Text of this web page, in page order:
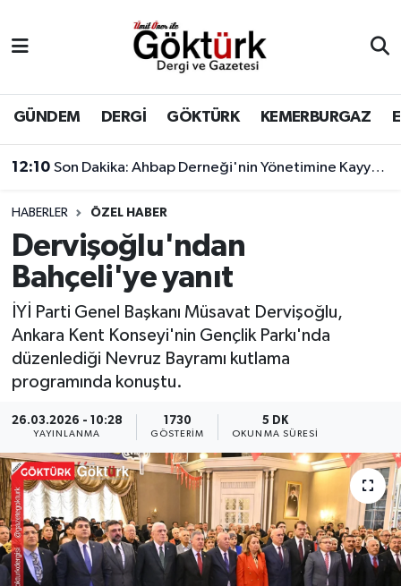
GÜNDEM DERGİ GÖKTÜRK KEMERBURGAZ
12:10 Son Dakika: Ahbap Derneği'nin Yönetimine Kayyum Atandı
11:17 Çağatay Ulusoy'un yeni görünümü sosyal medyada gündem yarattı
HABERLER ÖZEL HABER
Dervişoğlu'ndan
Bahçeli'ye yanıt
İYİ Parti Genel Başkanı Müsavat Dervişoğlu,
Ankara Kent Konseyi'nin Gençlik Parkı'nda
düzenlediği Nevruz Bayramı kutlama
programında konuştu.
26.03.2026 - 10:28
YAYINLANMA
1730
GÖSTERIM
5 DK
OKUNMA SÜRESI
BİLİM
DERGİ
DÜNYA
EĞİTİM
EKONOMİ
GÖKTÜRK
GÜNDEM
KEMERBURGAZ
KÜLTÜR - SANAT
MAGAZİN
ÖZEL HABER
Eyüpsultan Hava Durumu
Eyüpsultan Trafik Yoğunluk Haritası
Süper Lig Puan Durumu ve Fikstür
Tüm Manşetler
Son Dakika Haberleri
Haber Arşivi